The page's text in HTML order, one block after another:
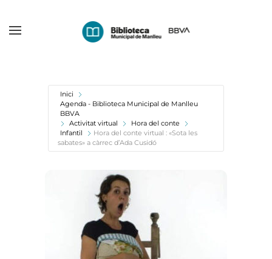
Inici
Agenda - Biblioteca Municipal de Manlleu
BBVA
Activitat virtual
Hora del conte
Infantil
Hora del conte virtual : «Sota les
sabates» a càrrec d’Ada Cusidó